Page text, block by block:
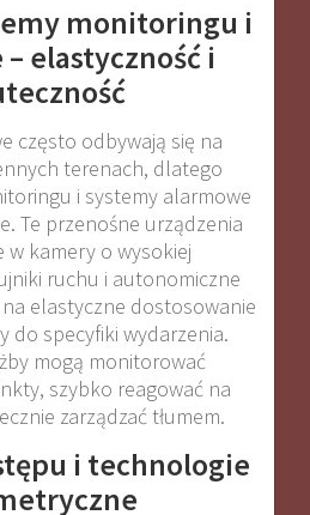
monitoringu i
elastyczność i
często odbywają się na
terenach, dlatego
i systemy alarmowe
Te przenośne urządzenia
w kamery o wysokiej
ruchu i autonomiczne
elastyczne dostosowanie
do specyfiki wydarzenia.
mogą monitorować
szybko reagować na
zarządzać tłumem.
i technologie